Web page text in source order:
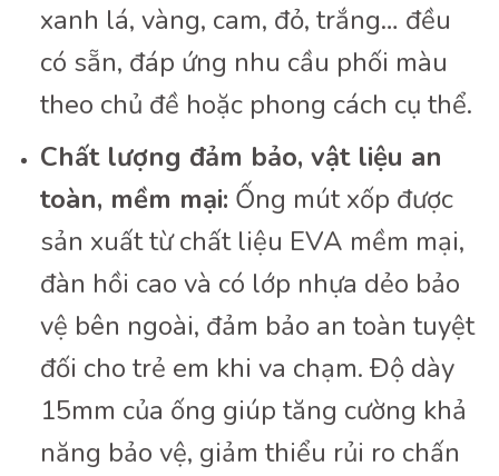
xanh lá, vàng, cam, đỏ, trắng… đều
có sẵn, đáp ứng nhu cầu phối màu
theo chủ đề hoặc phong cách cụ thể.
Chất lượng đảm bảo, vật liệu an
toàn, mềm mại: Ống mút xốp được
sản xuất từ chất liệu EVA mềm mại,
đàn hồi cao và có lớp nhựa dẻo bảo
vệ bên ngoài, đảm bảo an toàn tuyệt
đối cho trẻ em khi va chạm. Độ dày
15mm của ống giúp tăng cường khả
năng bảo vệ, giảm thiểu rủi ro chấn